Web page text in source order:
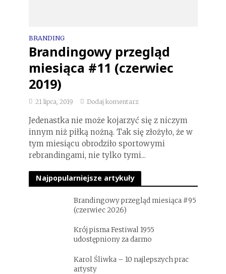
BRANDING
Brandingowy przegląd
miesiąca #11 (czerwiec
2019)
21 lipca, 2019 Dodaj komentarz
Jedenastka nie może kojarzyć się z niczym
innym niż piłką nożną. Tak się złożyło, że w
tym miesiącu obrodziło sportowymi
rebrandingami, nie tylko tymi...
Najpopularniejsze artykuły
Brandingowy przegląd miesiąca #95
(czerwiec 2026)
Krój pisma Festiwal 1955
udostępniony za darmo
Karol Śliwka – 10 najlepszych prac
artysty